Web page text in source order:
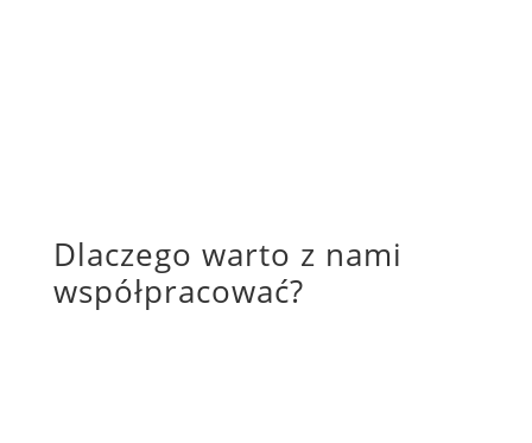
Dlaczego warto z nami
współpracować?